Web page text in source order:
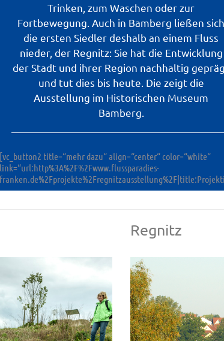
Trinken, zum Waschen oder zur
Fortbewegung. Auch in Bamberg ließen sich
die ersten Siedler deshalb an einem Fluss
nieder, der Regnitz: Sie hat die Entwicklung
der Stadt und ihrer Region nachhaltig
und tut dies bis heute. Die zeigt die
Ausstellung im Historischen Museum
Bamberg.
[vc_button2 title=“mehr dazu“ align=“center“ color=“white“
link=“url:http%3A%2F%2Fwww.flussparadies-
Regnitz